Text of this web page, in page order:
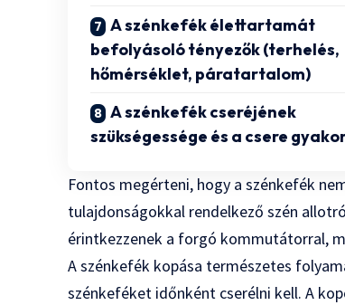
A szénkefék élettartamát
befolyásoló tényezők (terhelés,
hőmérséklet, páratartalom)
A szénkefék cseréjének
szükségessége és a csere
Fontos megérteni, hogy a szénkefék
tulajdonságokkal rendelkező szén
érintkezzenek a forgó kommutátorral,
A szénkefék kopása természetes
szénkeféket időnként cserélni kell. A